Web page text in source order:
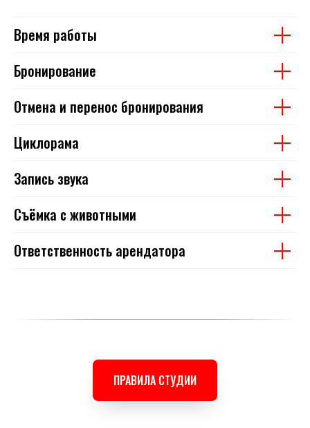
Время работы
Бронирование
Отмена и перенос бронирования
Циклорама
Запись звука
Съёмка с животными
Ответственность арендатора
ПРАВИЛА СТУДИИ